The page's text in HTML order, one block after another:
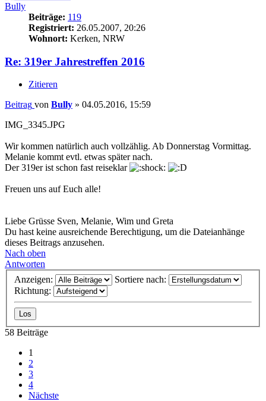
Bully
Beiträge: 119
Registriert: 26.05.2007, 20:26
Wohnort: Kerken, NRW
Re: 319er Jahrestreffen 2016
Zitieren
Beitrag von Bully » 04.05.2016, 15:59
IMG_3345.JPG
Wir kommen natürlich auch vollzählig. Ab Donnerstag Vormittag.
Melanie kommt evtl. etwas später nach.
Der 319er ist schon fast reiseklar
Freuen uns auf Euch alle!
Liebe Grüsse Sven, Melanie, Wim und Greta
Du hast keine ausreichende Berechtigung, um die Dateianhänge
dieses Beitrags anzusehen.
Nach oben
Antworten
Anzeigen:
Sortiere nach:
Richtung:
58 Beiträge
1
2
3
4
Nächste